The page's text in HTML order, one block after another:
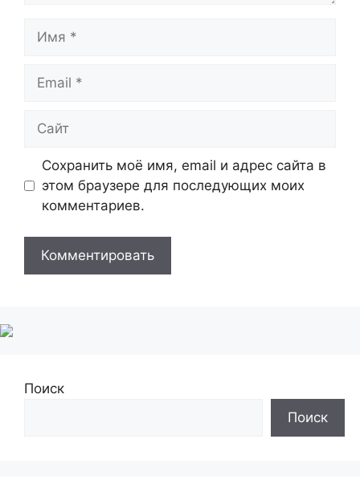
Имя
Email
Сайт
Сохранить моё имя, email и адрес сайта в
этом браузере для последующих моих
комментариев.
Поиск
Поиск